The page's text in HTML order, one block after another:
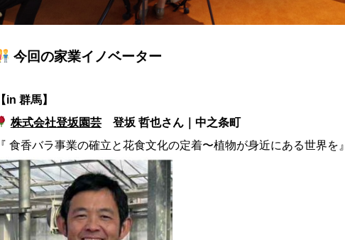
今回の家業イノベーター
【in 群馬】
株式会社登坂園芸登坂 哲也さん｜中之条町
『 食香バラ事業の確立と花食文化の定着〜植物が身近にある世界を』